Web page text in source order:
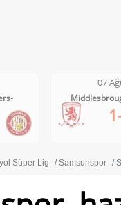
07
Süper Lig Samsunspor